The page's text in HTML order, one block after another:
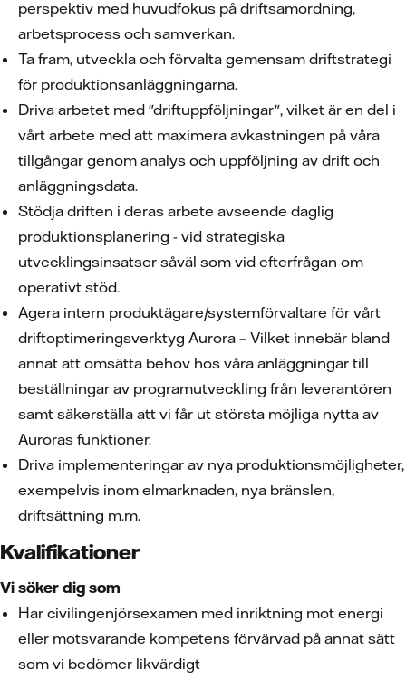
perspektiv med huvudfokus på driftsamordning,
arbetsprocess och samverkan.
Ta fram, utveckla och förvalta gemensam driftstrategi
för produktionsanläggningarna.
Driva arbetet med "driftuppföljningar", vilket är en del i
vårt arbete med att maximera avkastningen på våra
tillgångar genom analys och uppföljning av drift och
anläggningsdata.
Stödja driften i deras arbete avseende daglig
produktionsplanering - vid strategiska
utvecklingsinsatser såväl som vid efterfrågan om
operativt stöd.
Agera intern produktägare/systemförvaltare för vårt
driftoptimeringsverktyg Aurora – Vilket innebär bland
annat att omsätta behov hos våra anläggningar till
beställningar av programutveckling från leverantören
samt säkerställa att vi får ut största möjliga nytta av
Auroras funktioner.
Driva implementeringar av nya produktionsmöjligheter,
exempelvis inom elmarknaden, nya bränslen,
driftsättning m.m.
Kvalifikationer
Vi söker dig som
Har civilingenjörsexamen med inriktning mot energi
eller motsvarande kompetens förvärvad på annat sätt
som vi bedömer likvärdigt